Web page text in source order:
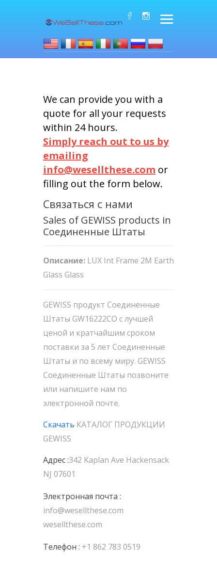
We can provide you with a
quote for all your requests
within 24 hours.
Simply reach out to us by
emailing
info@wesellthese.com or
filling out the form below.
Связаться с нами
Sales of GEWISS products in
Соединенные Штаты
Описание: LUX Int Frame 2M Earth
Glass Glass
GEWISS продукт Соединенные
Штаты GW16222CO с лучшей
ценой и кратчайшим сроком
поставки за 5 лет Соединенные
Штаты и по всему миру. GEWISS
Соединенные Штаты позвоните
или напишите нам по
электронной почте.
Скачать КАТАЛОГ ПРОДУКЦИИ
GEWISS
Адрес :342 Kaplan Ave Hackensack
NJ 07601
Электронная почта :
info@wesellthese.com
wesellthese.com
Телефон : +1 862 783 0519